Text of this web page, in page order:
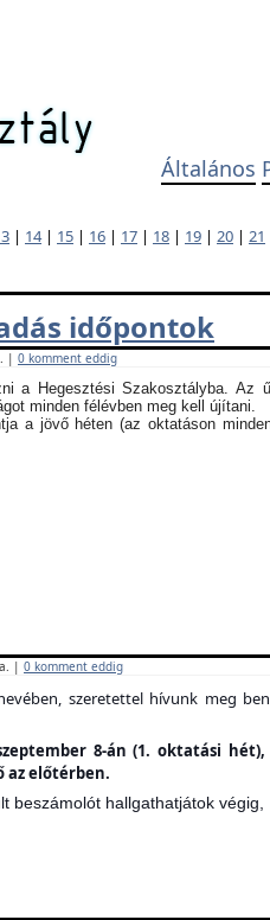
Általános
| 14| 15 | 16 | 17 | 18 | 19 | 20 | 21
időpontok
| 0 komment eddig
a Hegesztési Szakosztályba. Az
minden félévben meg kell újítani.
a jövő héten (az oktatáson
| 0 komment eddig
szeretettel hívunk meg
8-án (1. oktatási
az előtérben.
beszámolót hallgathatjátok végig,